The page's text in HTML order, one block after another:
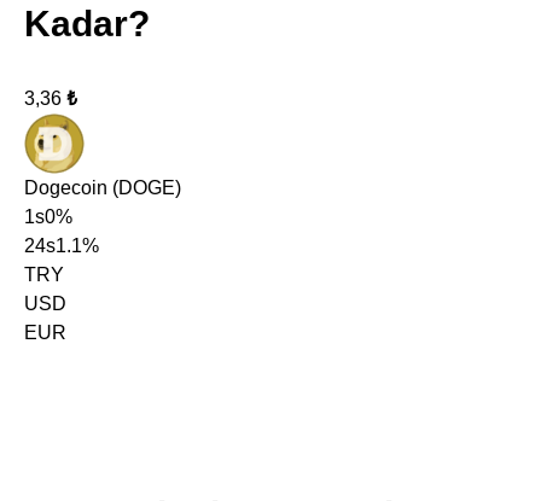
Kadar?
3,36 ₺
Dogecoin (DOGE)
1s0%
24s1.1%
TRY
USD
EUR